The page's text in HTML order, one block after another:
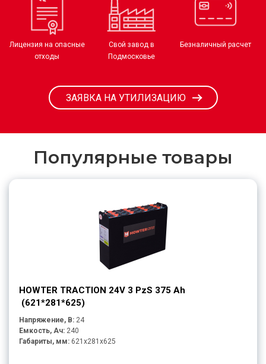
Лицензия на опасные
отходы
Свой завод в
Подмосковье
Безналичный расчет
ЗАЯВКА НА УТИЛИЗАЦИЮ
Популярные товары
HOWTER TRACTION 24V 3 PzS 375 Ah
(621*281*625)
Напряжение, В: 24
Емкость, Ач: 240
Габариты, мм: 621x281x625